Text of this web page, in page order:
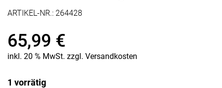
ARTIKEL-NR.: 264428
65,99 €
inkl. 20 % MwSt. zzgl. Versandkosten
1 vorrätig